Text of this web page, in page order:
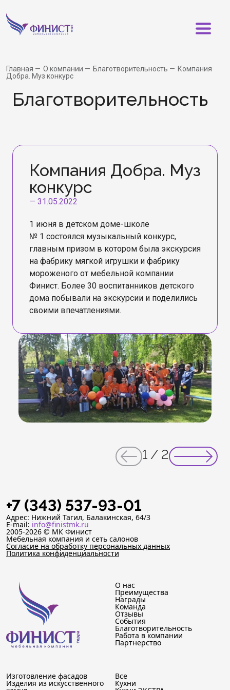
Главная О компании Благотворительность
Компания
Добра. Муз конкурс
Бла­го­тво­ри­тель­ность
Компания Добра. Муз
конкурс
— 31.05.2022
1 июня в детском доме-школе
№ 1 состоялся музыкальный конкурс,
главным призом в котором была экскурсия
на фабрику мягкой игрушки и фабрику
мороженого от мебельной компании
Финист. Более 30 воспитанников детского
дома побывали на экскурсии и поделились
своими впечатлениями.
1 / 2
+7 (343) 537-93-01
Адрес: Нижний Тагил, Балакинская, 64/3
E-mail: info@finistmk.ru
2005-2026 © МК Финист
Мебельная компания и сеть салонов
Согласие на обработку персональных данных
Политика конфиденциальности
О нас
Преимущества
Награды
Команда
Отзывы
События
Благотворительность
Работа в компании
Партнерство
Изготовление фасадов
Изделия из искусственного
Все
Кухни